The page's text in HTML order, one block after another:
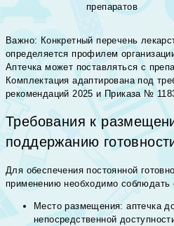
препаратов
Важно: Конкретный перечень
определяется профилем
Аптечка может поставляться с
Комплектация адаптирована под
рекомендаций 2025 и Приказа №
Требования к
поддержанию
Для обеспечения постоянной
применению необходимо
Место размещения: аптечка
непосредственной